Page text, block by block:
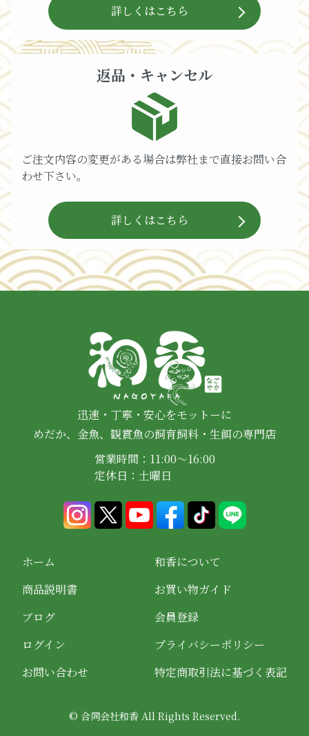
詳しくはこちら
返品・キャンセル
ご注文内容の変更がある場合は弊社まで直接お問い合
わせ下さい。
詳しくはこちら
迅速・丁寧・安心をモットーに
めだか、金魚、観賞魚の飼育飼料・生餌の専門店
営業時間：11:00～16:00
定休日：土曜日
ホーム
和香について
商品説明書
お買い物ガイド
ブログ
会員登録
ログイン
プライバシーポリシー
お問い合わせ
特定商取引法に基づく表記
© 合同会社和香 All Rights Reserved.